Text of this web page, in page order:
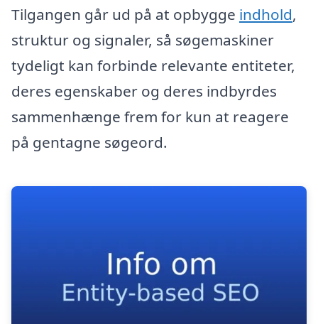
Tilgangen går ud på at opbygge indhold,
struktur og signaler, så søgemaskiner
tydeligt kan forbinde relevante entiteter,
deres egenskaber og deres indbyrdes
sammenhænge frem for kun at reagere
på gentagne søgeord.